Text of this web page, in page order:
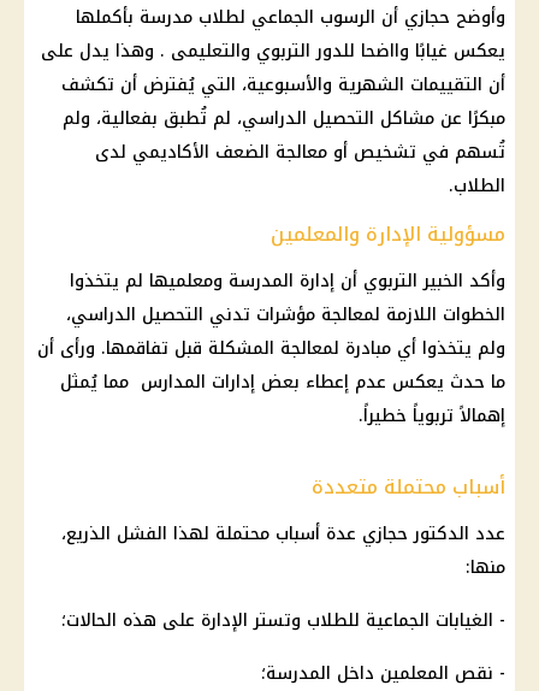
وأوضح حجازي أن الرسوب الجماعي لطلاب مدرسة بأكملها
يعكس غيابًا وااضحا للدور التربوي والتعليمى . وهذا يدل على
أن التقييمات الشهرية والأسبوعية، التي يُفترض أن تكشف
مبكرًا عن مشاكل التحصيل الدراسي، لم تُطبق بفعالية، ولم
تُسهم في تشخيص أو معالجة الضعف الأكاديمي لدى
الطلاب.
مسؤولية الإدارة والمعلمين
وأكد الخبير التربوي أن إدارة المدرسة ومعلميها لم يتخذوا
الخطوات اللازمة لمعالجة مؤشرات تدني التحصيل الدراسي،
ولم يتخذوا أي مبادرة لمعالجة المشكلة قبل تفاقمها. ورأى أن
ما حدث يعكس عدم إعطاء بعض إدارات المدارس مما يُمثل
إهمالاً تربوياً خطيراً.
أسباب محتملة متعددة
عدد الدكتور حجازي عدة أسباب محتملة لهذا الفشل الذريع،
منها:
- الغيابات الجماعية للطلاب وتستر الإدارة على هذه الحالات؛
- نقص المعلمين داخل المدرسة؛